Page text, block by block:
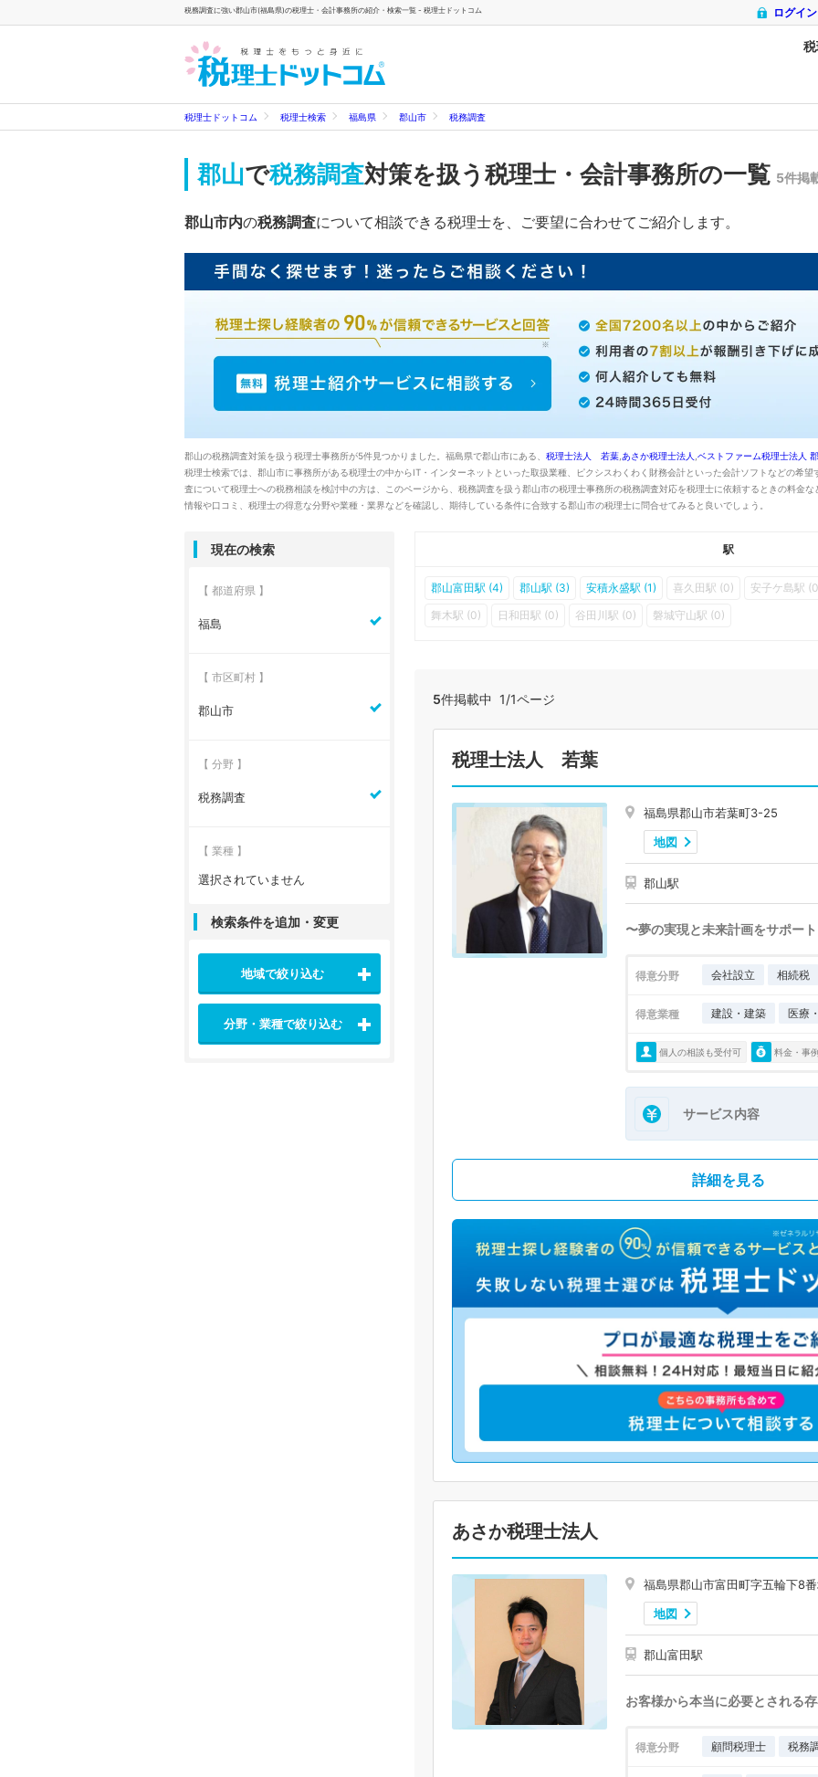
税務調査に強い郡山市(福島県)の税理士・会計事務所の紹介・検索一覧 - 税理士ドットコム ログイン
税理士ドットコム 税理士検索 福島県 郡山市 税務調査
郡山で税務調査対策を扱う税理士・会計事務所の一覧 5件掲
郡山市内の税務調査について相談できる税理士を、ご要望に合わせてご紹介します。
郡山の税務調査対策を扱う税理士事務所が5件見つかりました。福島県で郡山市にある、 税理士法人 若葉 あさか税理士法人 ベストファーム税理士法人
税理士検索では、郡山市に事務所がある税理士の中からIT・インターネットといった取扱業種、ピクシスわくわく財務会計といった会計ソフトなどの希
査について税理士への税務相談を検討中の方は、このページから、税務調査を扱う郡山市の税理士事務所の税務調査対応を税理士に依頼するときの料金
情報や口コミ、税理士の得意な分野や業種・業界などを確認し、期待している条件に合致する郡山市の税理士に問合せてみると良いでしょう。
駅
郡山富田駅 (4) 郡山駅 (3) 安積永盛駅 (1) 喜久田駅 (0)
安子ケ島駅
舞木駅 (0)
日和田駅 (0) 谷田川駅 (0) 磐城守山駅 (0)
5件掲載中 1/1ページ
税理士法人 若葉
福島県郡山市若葉町3-25
地図
郡山駅
〜夢の実現と未来計画をサポー
得意分野 会社設立 相続税
得意業種 建設・建築 医療
個人の相談も受付可 料金・事
サービス内容
詳細を見る
あさか税理士法人
福島県郡山市富田町字五輪下8
地図
郡山富田駅
お客様から本当に必要とされる
得意分野 顧問税理士 税務
現在の検索
【 都道府県 】
福島
【 市区町村 】
郡山市
【 分野 】
税務調査
【 業種 】
選択されていません
検索条件を追加・変更
地域で絞り込む
分野・業種で絞り込む